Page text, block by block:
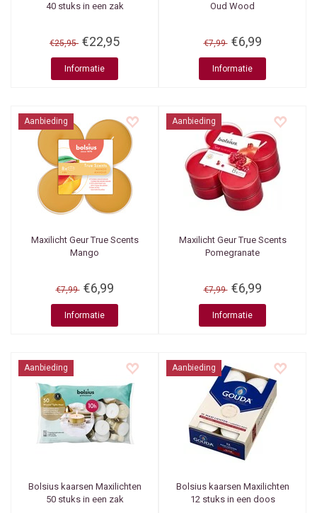
40 stuks in een zak
€25,95 €22,95
Informatie
Oud Wood
€7,99 €6,99
Informatie
Aanbieding
Maxilicht Geur True Scents
Mango
€7,99 €6,99
Informatie
Aanbieding
Maxilicht Geur True Scents
Pomegranate
€7,99 €6,99
Informatie
Aanbieding
Bolsius kaarsen Maxilichten
50 stuks in een zak
Aanbieding
Bolsius kaarsen Maxilichten
12 stuks in een doos